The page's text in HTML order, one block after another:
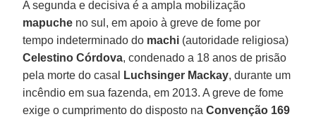
A segunda e decisiva é a ampla mobilização
mapuche no sul, em apoio à greve de fome por
tempo indeterminado do machi (autoridade religiosa)
Celestino Córdova, condenado a 18 anos de prisão
pela morte do casal
Luchsinger Mackay, durante um
incêndio em sua fazenda, em 2013. A greve de fome
exige o cumprimento do disposto naConvenção 169